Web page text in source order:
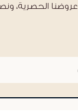
عروضنا الحصرية،